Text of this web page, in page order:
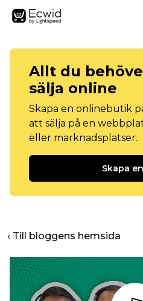
Allt du
sälja online
Skapa en onlinebutik
att sälja på en
eller marknadsplatser.
Skapa
‹ Till bloggens hemsida